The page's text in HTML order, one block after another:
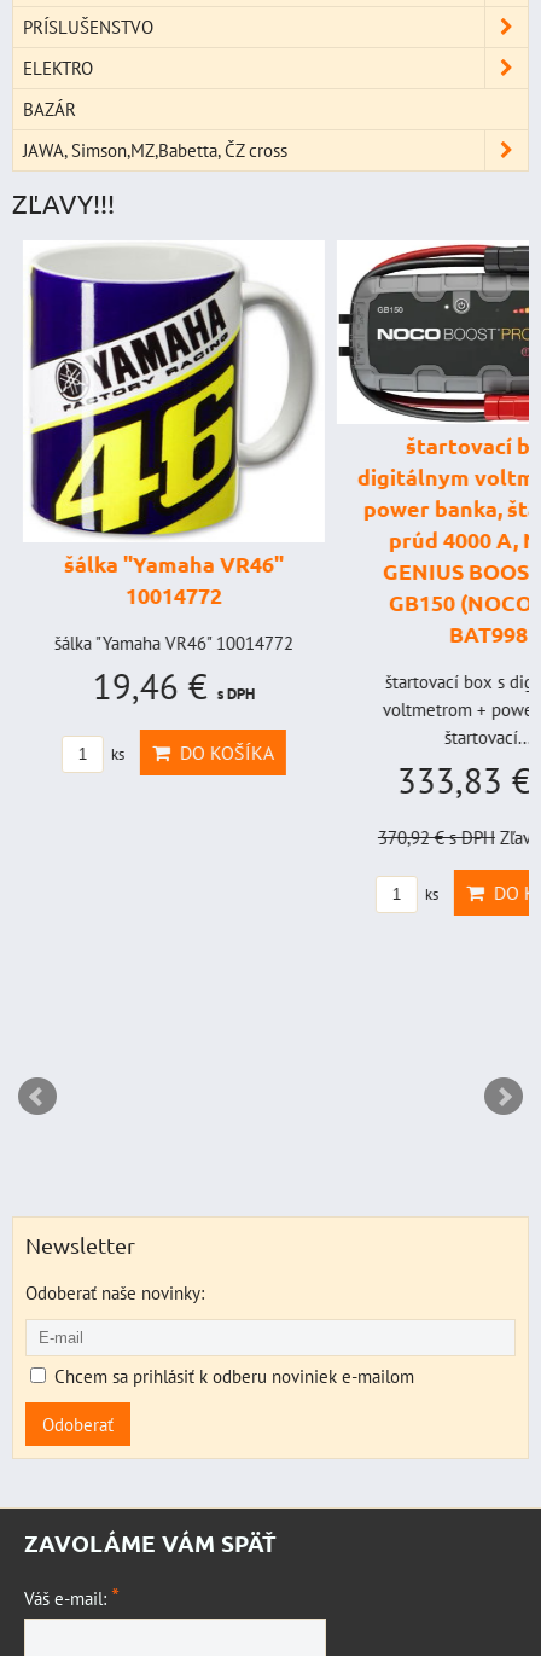
PRÍSLUŠENSTVO
ELEKTRO
BAZÁR
JAWA, Simson,MZ,Babetta, ČZ cross
ZĽAVY!!!
šálka "Yamaha VR46"
10014772
šálka "Yamaha VR46" 10014772
19,46 €s DPH
ks DO KOŠÍKA
štartovací
digitálnym
power banka,
prúd 4000 A,
GENIUS BOOST
GB150 (NOCO
BAT998
štartovací box s
voltmetrom + power
štartovací...
333,83 €
370,92 €s DPH Zľava
ks DO
Newsletter
Odoberať naše novinky:
Chcem sa prihlásiť k odberu noviniek e-mailom
Odoberať
ZAVOLÁME VÁM SPÄŤ
Váš e-mail: *